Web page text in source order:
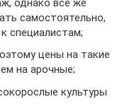
однако все же
самостоятельно,
специалистам;
цены на такие
на арочные;
культуры